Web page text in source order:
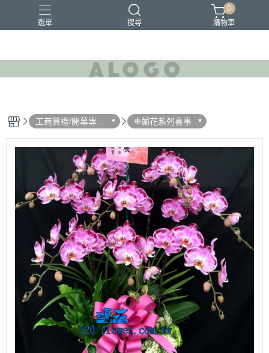
選單 搜尋
0
購物車
工商賀禮/開幕專區/
高架花籃/賀禮盆栽
賀禮藍花/文青盆栽/
商會會長長交接賀
❉蘭花系列喜事